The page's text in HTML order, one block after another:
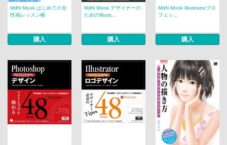
MdN Mook はじめての女
性画レッスン帳
購入
MdN Mook デザイナーの
ためのIllustr...
購入
MdN Mook Illustratorプロ
フェッ...
購入